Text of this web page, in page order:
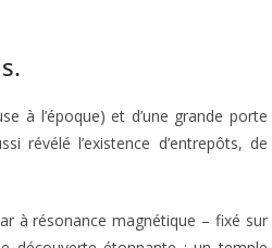
à l’époque) et d’une grande porte
révélé l’existence d’entrepôts, de
à résonance magnétique – fixé sur